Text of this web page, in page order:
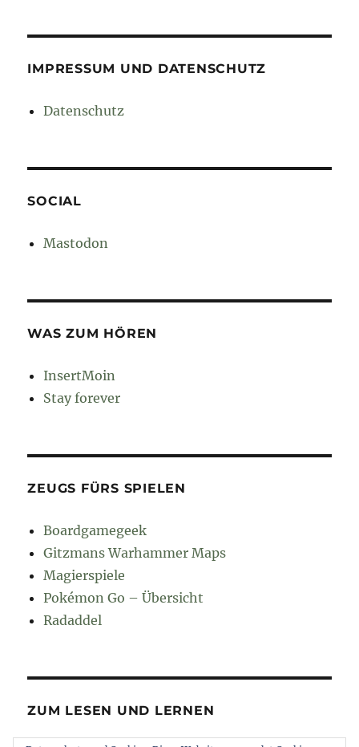
IMPRESSUM UND DATENSCHUTZ
Datenschutz
SOCIAL
Mastodon
WAS ZUM HÖREN
InsertMoin
Stay forever
ZEUGS FÜRS SPIELEN
Boardgamegeek
Gitzmans Warhammer Maps
Magierspiele
Pokémon Go – Übersicht
Radaddel
ZUM LESEN UND LERNEN